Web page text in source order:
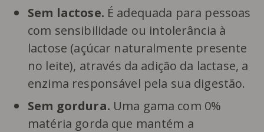
Sem lactose. É adequada para pessoas
com sensibilidade ou intolerância à
lactose (açúcar naturalmente presente
no leite), através da adição da lactase, a
enzima responsável pela sua digestão.
Sem gordura. Uma gama com 0%
matéria gorda que mantém a